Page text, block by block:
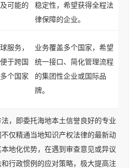
可能的
稳定性，希望获得全程法
律保障的企业。
服务，
于跨国
个国家
业务覆盖多个国家，希望
统一接口、简化管理流程
的集团性企业或国际品
牌。
即委托海地本土信誉良好的专业
仅精通当地知识产权法律的最新动
地化优势，在遇到审查意见或异议
行政惯例的应对策略，极大提高注